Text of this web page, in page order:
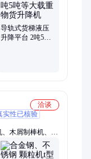
、环模压辊、平
有机肥制粒生产
卸货输送机、锤
导轨式货梯液压
升降平台 2吨5吨
洽谈
实性已核验
木屑制棒机、木
型机、燃料造粒
料成型机、秸秆